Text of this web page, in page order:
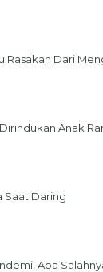
Dari
Anak
Saat Daring
Apa